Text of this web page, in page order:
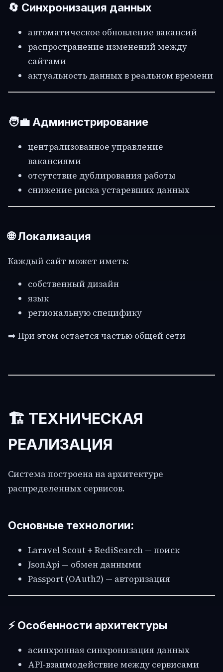
🔄 Синхронизация данных
автоматическое обновление вакансий
распространение изменений между
сайтами
актуальность данных в реальном времени
🧑‍💼 Администрирование
централизованное управление
вакансиями
отсутствие дублирования работы
снижение риска устаревших данных
🌐 Локализация
Каждый сайт может иметь:
собственный дизайн
язык
региональную специфику
➡️ При этом остается частью общей сети
🏗️ ТЕХНИЧЕСКАЯ
РЕАЛИЗАЦИЯ
Система построена на архитектуре
распределенных сервисов.
Основные технологии:
Laravel Scout + RediSearch — поиск
JsonApi — обмен данными
Passport (OAuth2) — авторизация
⚡ Особенности архитектуры
асинхронная синхронизация данных
API-взаимодействие между сервисами